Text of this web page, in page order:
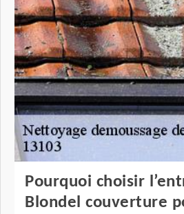
Pourquoi choisir
Blondel couverture